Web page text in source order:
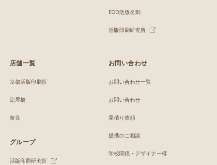
ECO活版名刺
活版印刷研究所
店舗一覧
京都活版印刷所
淀屋橋
奈良
グループ
活版印刷研究所
お問い合わせ
お問い合わせ一覧
お問い合わせ
見積り依頼
提携のご相談
学校関係・デザイナー様